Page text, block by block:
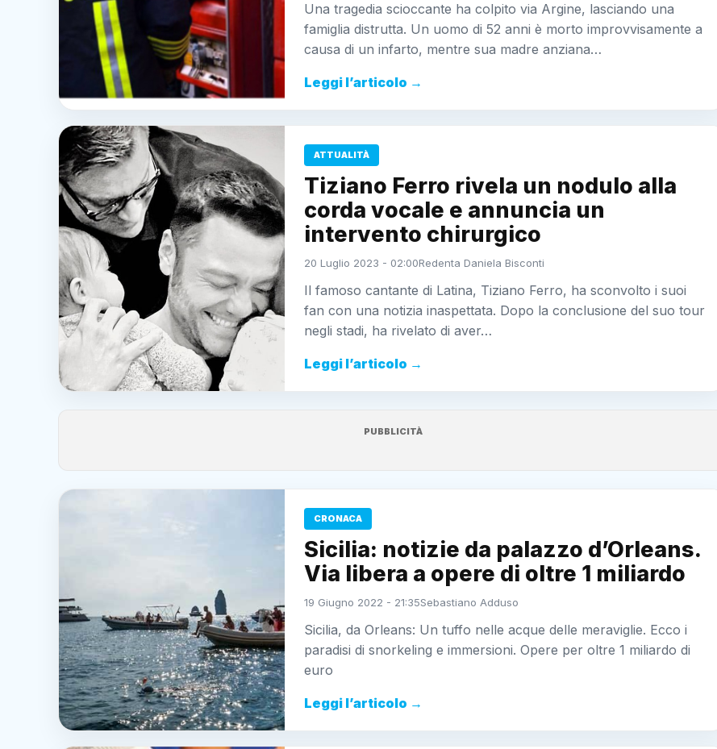
Una tragedia scioccante ha colpito via Argine, lasciando una
famiglia distrutta. Un uomo di 52 anni è morto improvvisamente a
causa di un infarto, mentre sua madre anziana…
Leggi l’articolo →
ATTUALITÀ
Tiziano Ferro rivela un nodulo alla
corda vocale e annuncia un
intervento chirurgico
20 Luglio 2023 - 02:00Redenta Daniela Bisconti
Il famoso cantante di Latina, Tiziano Ferro, ha sconvolto i suoi
fan con una notizia inaspettata. Dopo la conclusione del suo tour
negli stadi, ha rivelato di aver…
Leggi l’articolo →
PUBBLICITÀ
CRONACA
Sicilia: notizie da palazzo d’Orleans.
Via libera a opere di oltre 1 miliardo
19 Giugno 2022 - 21:35Sebastiano Adduso
Sicilia, da Orleans: Un tuffo nelle acque delle meraviglie. Ecco i
paradisi di snorkeling e immersioni. Opere per oltre 1 miliardo di
euro
Leggi l’articolo →